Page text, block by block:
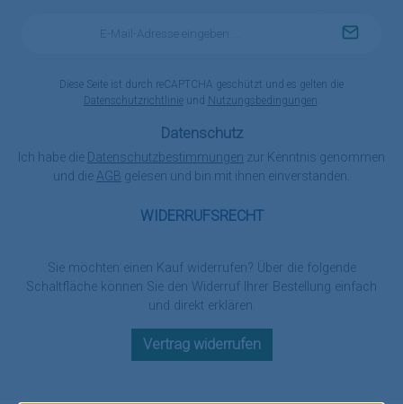
WIDERRUFSRECHT
Sie möchten einen Kauf widerrufen? Über die folgende
Schaltfläche können Sie den Widerruf Ihrer Bestellung einfach
und direkt erklären.
Vertrag widerrufen
Diese Seite ist durch reCAPTCHA geschützt und es gelten die
Datenschutzrichtlinieund Nutzungsbedingungen
Datenschutz
Ich habe die Datenschutzbestimmungen zur Kenntnis genommen
und die AGB gelesen und bin mit ihnen einverstanden.